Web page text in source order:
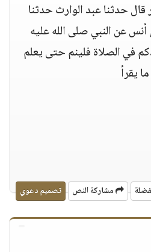
قال حدثنا عبد الوارث حدثنا
عن النبي صلى الله عليه
في الصلاة فلينم حتى يعلم
ما يقرأ
مشاركة النص تصميم دعوي